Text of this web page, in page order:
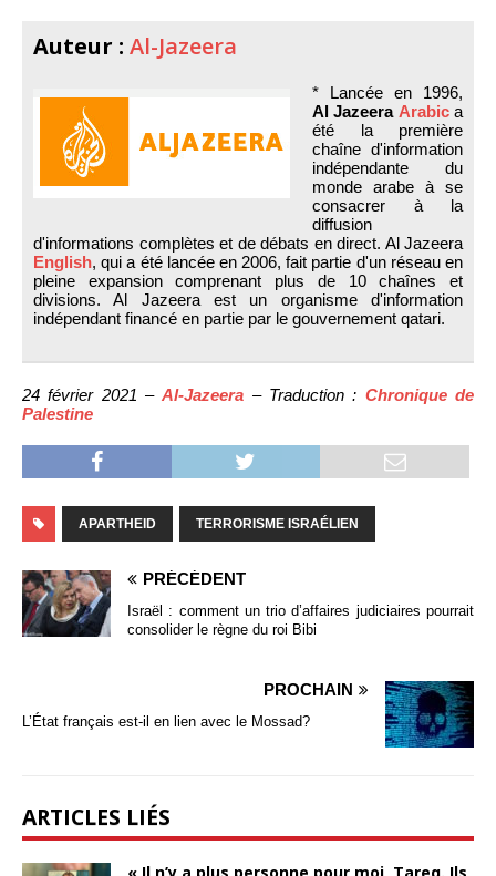
Auteur : Al-Jazeera
* Lancée en 1996,
Al Jazeera Arabica
été la première
chaîne d'information
indépendante du
monde arabe à se
consacrer à la
diffusion
d'informations complètes et de débats en direct. Al Jazeera
English, qui a été lancée en 2006, fait partie d'un réseau en
pleine expansion comprenant plus de 10 chaînes et
divisions. Al Jazeera est un organisme d'information
indépendant financé en partie par le gouvernement qatari.
24 février 2021 –Al-Jazeera – Traduction : Chronique de
Palestine
APARTHEID TERRORISME ISRAÉLIEN
PRÉCÉDENT
Israël : comment un trio d’affaires judiciaires pourrait
consolider le règne du roi Bibi
PROCHAIN
L’État français est-il en lien avec le Mossad?
ARTICLES LIÉS
« Il n’y a plus personne pour moi, Tareq. Ils